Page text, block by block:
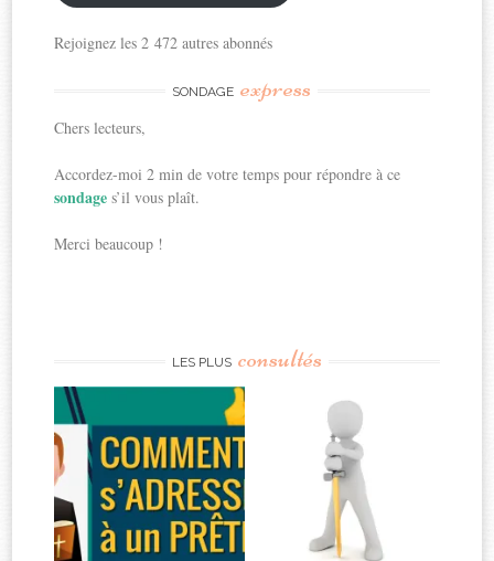
Rejoignez les 2 472 autres abonnés
SONDAGE express
Chers lecteurs,
Accordez-moi 2 min de votre temps pour répondre à ce
sondages’il vous plaît.
Merci beaucoup !
LES PLUS consultés